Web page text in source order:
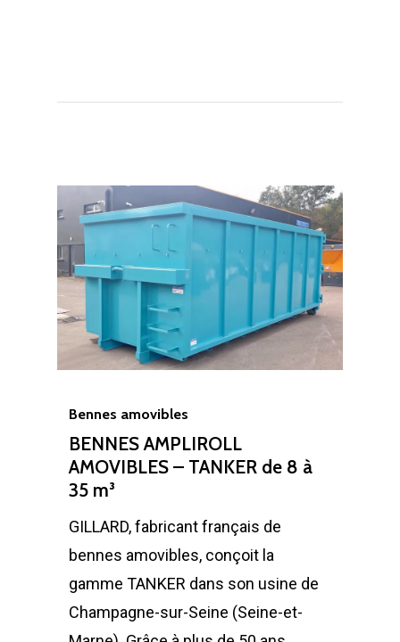
Bennes amovibles
BENNES AMPLIROLL
AMOVIBLES – TANKER de 8 à
35 m³
GILLARD, fabricant français de
bennes amovibles, conçoit la
gamme TANKER dans son usine de
Champagne-sur-Seine (Seine-et-